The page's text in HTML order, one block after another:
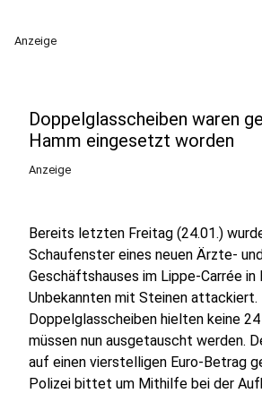
Anzeige
Doppelglasscheiben waren
Hamm eingesetzt worden
Anzeige
Bereits letzten Freitag (24.01.)
Schaufenster eines neuen Ärzte-
Geschäftshauses im Lippe-Carrée in
Unbekannten mit Steinen attackiert.
Doppelglasscheiben hielten keine
müssen nun ausgetauscht werden.
auf einen vierstelligen Euro-Betrag
Polizei bittet um Mithilfe bei der